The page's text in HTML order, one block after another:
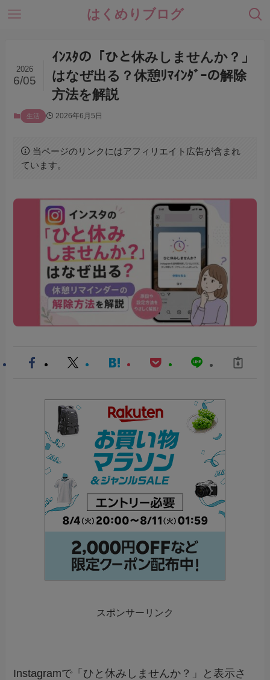
はくめりブログ
ｲﾝｽﾀの「ひと休みしませんか？」
はなぜ出る？休憩ﾘﾏｲﾝﾀﾞｰの解除
方法を解説
2026
6/05
生活 2026年6月5日
当ページのリンクにはアフィリエイト広告が含まれ
ています。
スポンサーリンク
Instagramで「ひと休みしませんか？」と表示さ